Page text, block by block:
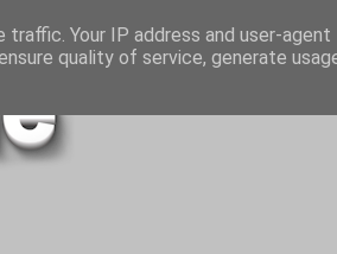
Your IP address and user-agent
quality of service, generate